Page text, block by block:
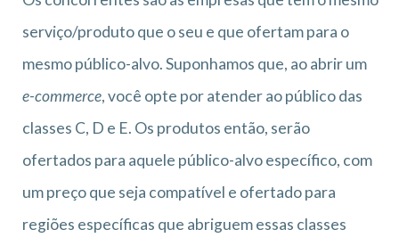
serviço/produto que o seu e que ofertam para o
mesmo público-alvo. Suponhamos que, ao abrir um
e-commerce, você opte por atender ao público das
classes C, D e E. Os produtos então, serão
ofertados para aquele público-alvo específico, com
um preço que seja compatível e ofertado para
regiões específicas que abriguem essas classes